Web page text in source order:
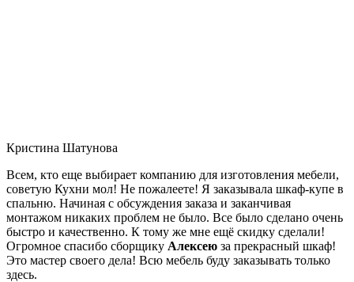
Кристина Шатунова
Всем, кто еще выбирает компанию для изготовления мебели,
советую Кухни мол! Не пожалеете! Я заказывала шкаф-купе в
спальню. Начиная с обсуждения заказа и заканчивая
монтажом никаких проблем не было. Все было сделано очень
быстро и качественно. К тому же мне ещё скидку сделали!
Огромное спасибо сборщику Алексею за прекрасный шкаф!
Это мастер своего дела! Всю мебель буду заказывать только
здесь.